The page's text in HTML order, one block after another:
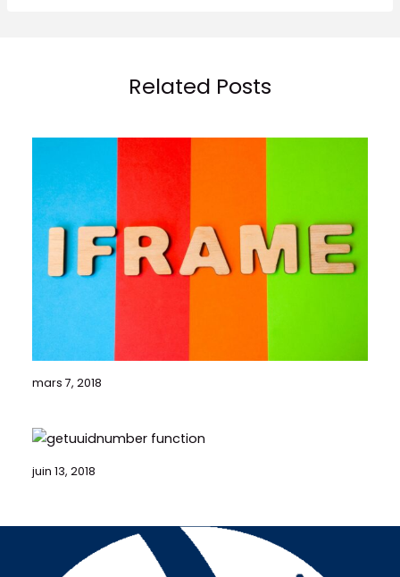
Related Posts
mars 7, 2018
juin 13, 2018